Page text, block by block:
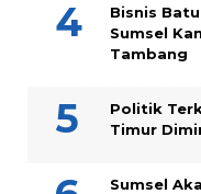
Bisnis
Sumsel
Tambang
Politik
Timur
Sumsel